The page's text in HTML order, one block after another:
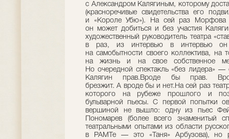
с Александром Калягиным, которому
(красноречивые свидетельства его
и «Короле Убю»). На сей раз Морфова
он может добиться и без участия
художественный руководитель театра
в раз, из интервью в интервью он
на самобытности своего коллектива, на
на жизнь и на свое собственное
Но очередной спектакль «без лидера»
Калягин прав.Вроде бы прав.
брезжит. А вроде бы и нет.На сей раз
которого на рубеже прошлого и
бульварной пьесы. С первой попытки
вершиной не вышло: одну из пьес
Пономарев (более всего знаменитый
театральными опытами из области
в РАМТе — это «Таня» Арбузова), но